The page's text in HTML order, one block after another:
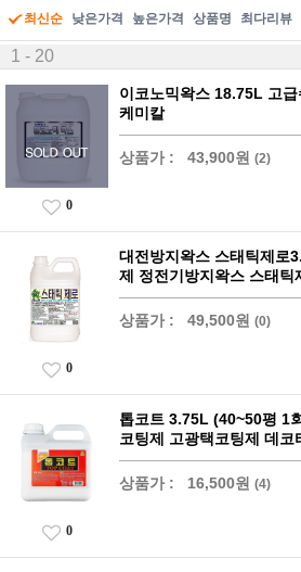
최신순 낮은가격 높은가격 상품명 최다리뷰
1 - 20
이코노믹왁스 18.75L 고
케미칼
상품가 : 43,900원 (2)
0
대전방지왁스 스태틱제로
제 정전기방지왁스 스태틱
상품가 : 49,500원 (0)
0
톱코트 3.75L (40~50평 1
코팅제 고광택코팅제 데코
상품가 : 16,500원 (4)
0